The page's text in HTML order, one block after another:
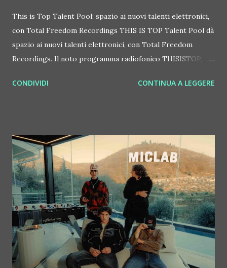
This is Top Talent Pool: spazio ai nuovi talenti elettronici,
con Total Freedom Recordings THIS IS TOP Talent Pool dà
spazio ai nuovi talenti elettronici, con Total Freedom
Recordings. Il noto programma radiofonico THISISTOP,
ampio respiro in collaborazione con l'etichetta Total
che si propone come una vetrina d'eccezione per i
produttori emergenti, offrendo un supporto concreto alla
promozione dei loro progetti discografici. La prima fase
della ricerca è già operativa, e dal 27 marzo continua fino al
27 aprile 2026. Durante questo mese, i produttori
interessati possono sottoporre le proprie demo
all'indirizzo email ufficiale thisistoptalentpool@gmail.com. I
criteri di partecipazione molto chiari: saranno presi in
considerazione esclusivamente bran...
CONDIVIDI CONTINUA A LEGGERE